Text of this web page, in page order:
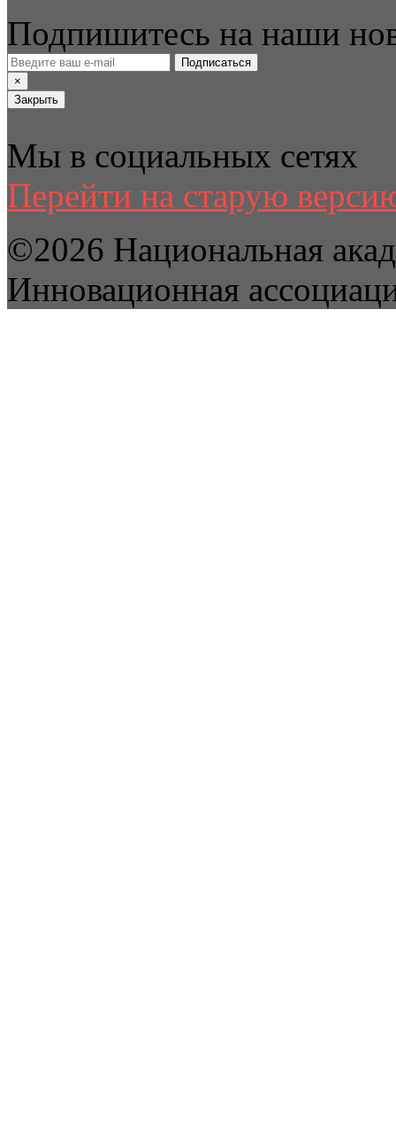
Подпишитесь на наши
Подписаться
×
Закрыть
Мы в социальных сетях
Перейти на старую
©2026 Национальная
Инновационная